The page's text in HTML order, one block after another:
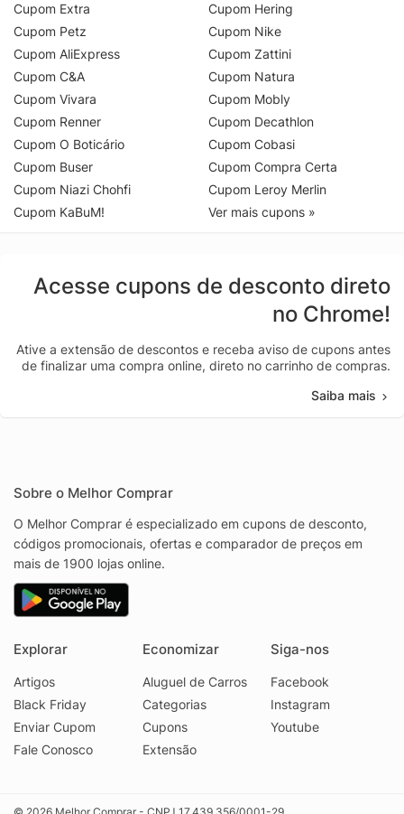
Cupom Extra
Cupom Petz
Cupom AliExpress
Cupom C&A
Cupom Vivara
Cupom Renner
Cupom O Boticário
Cupom Buser
Cupom Niazi Chohfi
Cupom KaBuM!
Cupom Hering
Cupom Nike
Cupom Zattini
Cupom Natura
Cupom Mobly
Cupom Decathlon
Cupom Cobasi
Cupom Compra Certa
Cupom Leroy Merlin
Ver mais cupons »
Acesse cupons de desconto direto
no Chrome!
Ative a extensão de descontos e receba aviso de cupons antes
de finalizar uma compra online, direto no carrinho de compras.
Saiba mais
Sobre o Melhor Comprar
O Melhor Comprar é especializado em cupons de desconto,
códigos promocionais, ofertas e comparador de preços em
mais de 1900 lojas online.
Explorar
Artigos
Black Friday
Enviar Cupom
Fale Conosco
Economizar
Aluguel de Carros
Categorias
Cupons
Extensão
Siga-nos
Facebook
Instagram
Youtube